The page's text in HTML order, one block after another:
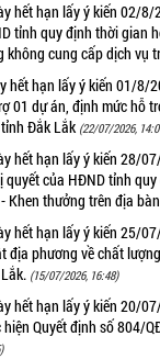
hết hạn lấy ý kiến 02/8/
tỉnh quy định thời gian
không cung cấp dịch vụ
hết hạn lấy ý kiến 01/8/
01 dự án, định mức hỗ
Đắk Lắk (22/07/2026,
hết hạn lấy ý kiến 28/
quyết của HĐND tỉnh
Khen thưởng trên địa
hết hạn lấy ý kiến 25/
địa phương về chất
(15/07/2026, 16:48)
hết hạn lấy ý kiến 20/
hiện Quyết định số 804/